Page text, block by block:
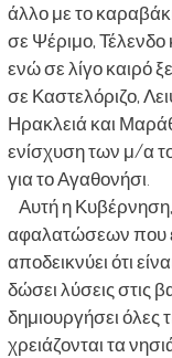
άλλο με το
σε Ψέριμο, Τέλενδο
ενώ σε λίγο καιρό
σε Καστελόριζο,
Ηρακλειά και
ενίσχυση των μ/α
για το Αγαθονήσι.
Αυτή η Κυβέρνηση,
αφαλατώσεων που
αποδεικνύει ότι
δώσει λύσεις στις
δημιουργήσει όλες
χρειάζονται τα